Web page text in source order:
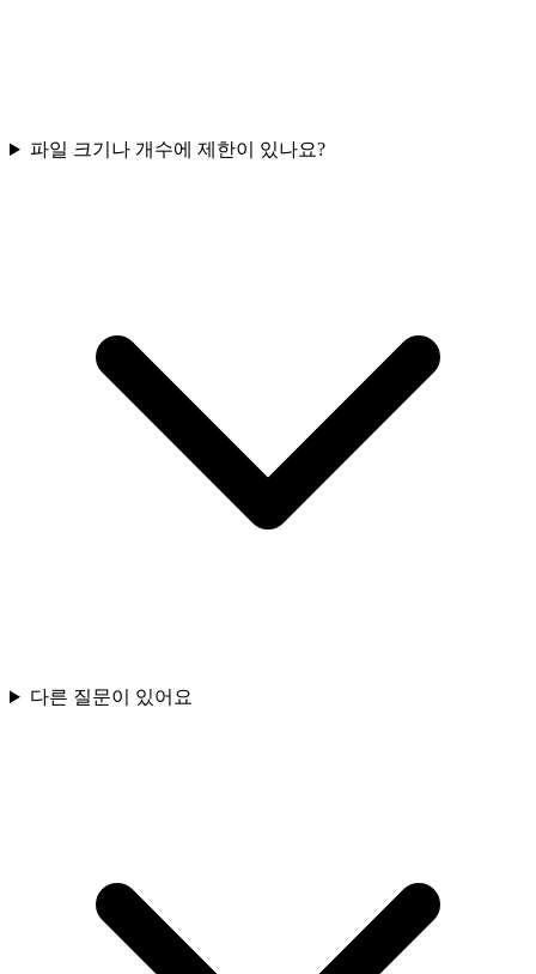
파일 크기나 개수에 제한이 있나요?
다른 질문이 있어요